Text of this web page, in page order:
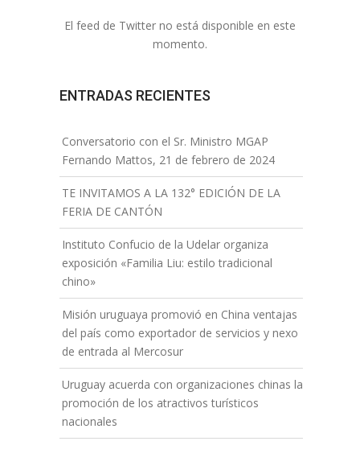
El feed de Twitter no está disponible en este
momento.
ENTRADAS RECIENTES
Conversatorio con el Sr. Ministro MGAP
Fernando Mattos, 21 de febrero de 2024
TE INVITAMOS A LA 132° EDICIÓN DE LA
FERIA DE CANTÓN
Instituto Confucio de la Udelar organiza
exposición «Familia Liu: estilo tradicional
chino»
Misión uruguaya promovió en China ventajas
del país como exportador de servicios y nexo
de entrada al Mercosur
Uruguay acuerda con organizaciones chinas la
promoción de los atractivos turísticos
nacionales